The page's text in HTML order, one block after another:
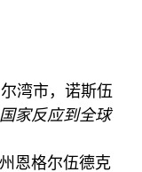
湾市，诺斯伍
家反应到全球
恩格尔伍德克